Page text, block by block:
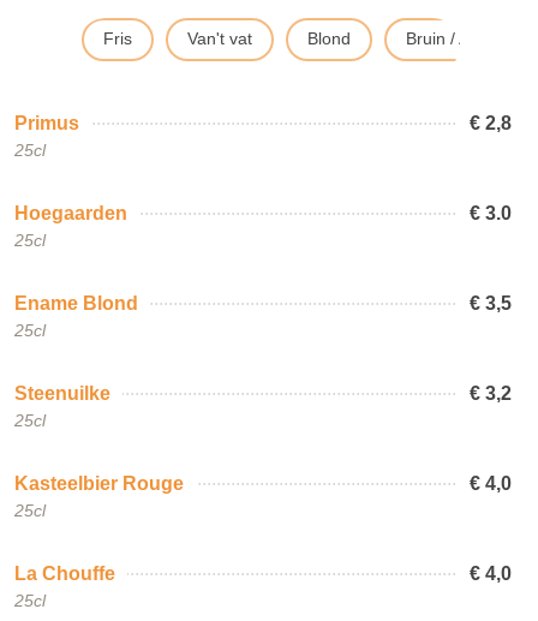
Fris Van't vat Blond Bruin / Amber
Primus € 2,8
25cl
Hoegaarden € 3.0
25cl
Ename Blond € 3,5
25cl
Steenuilke € 3,2
25cl
Kasteelbier Rouge € 4,0
25cl
La Chouffe € 4,0
25cl